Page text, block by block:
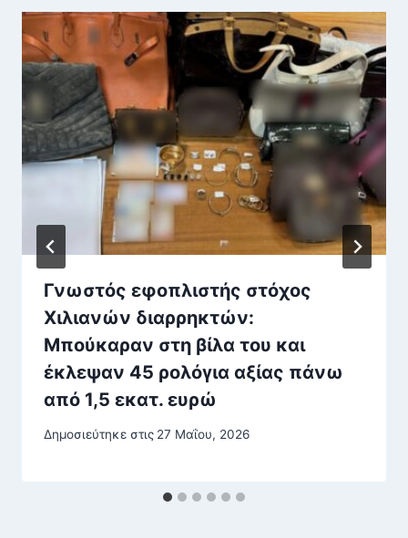
Γνωστός εφοπλιστής στόχος
Χιλιανών διαρρηκτών:
Μπούκαραν στη βίλα του και
έκλεψαν 45 ρολόγια αξίας πάνω
από 1,5 εκατ. ευρώ
Δημοσιεύτηκε στις 27 Μαΐου, 2026